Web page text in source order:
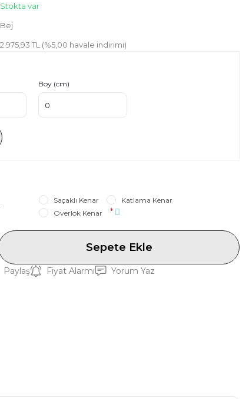
Stokta var
Bej
2.975,93 TL (%5,00 havale indirimi)
Boy (cm)
Saçaklı Kenar
Katlama Kenar
Overlok Kenar
*
Sepete Ekle
Paylaş Fiyat Alarmı Yorum Yaz